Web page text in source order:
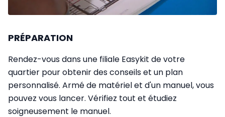
PRÉPARATION
Rendez-vous dans une filiale Easykit de votre
quartier pour obtenir des conseils et un plan
personnalisé. Armé de matériel et d'un manuel, vous
pouvez vous lancer. Vérifiez tout et étudiez
soigneusement le manuel.